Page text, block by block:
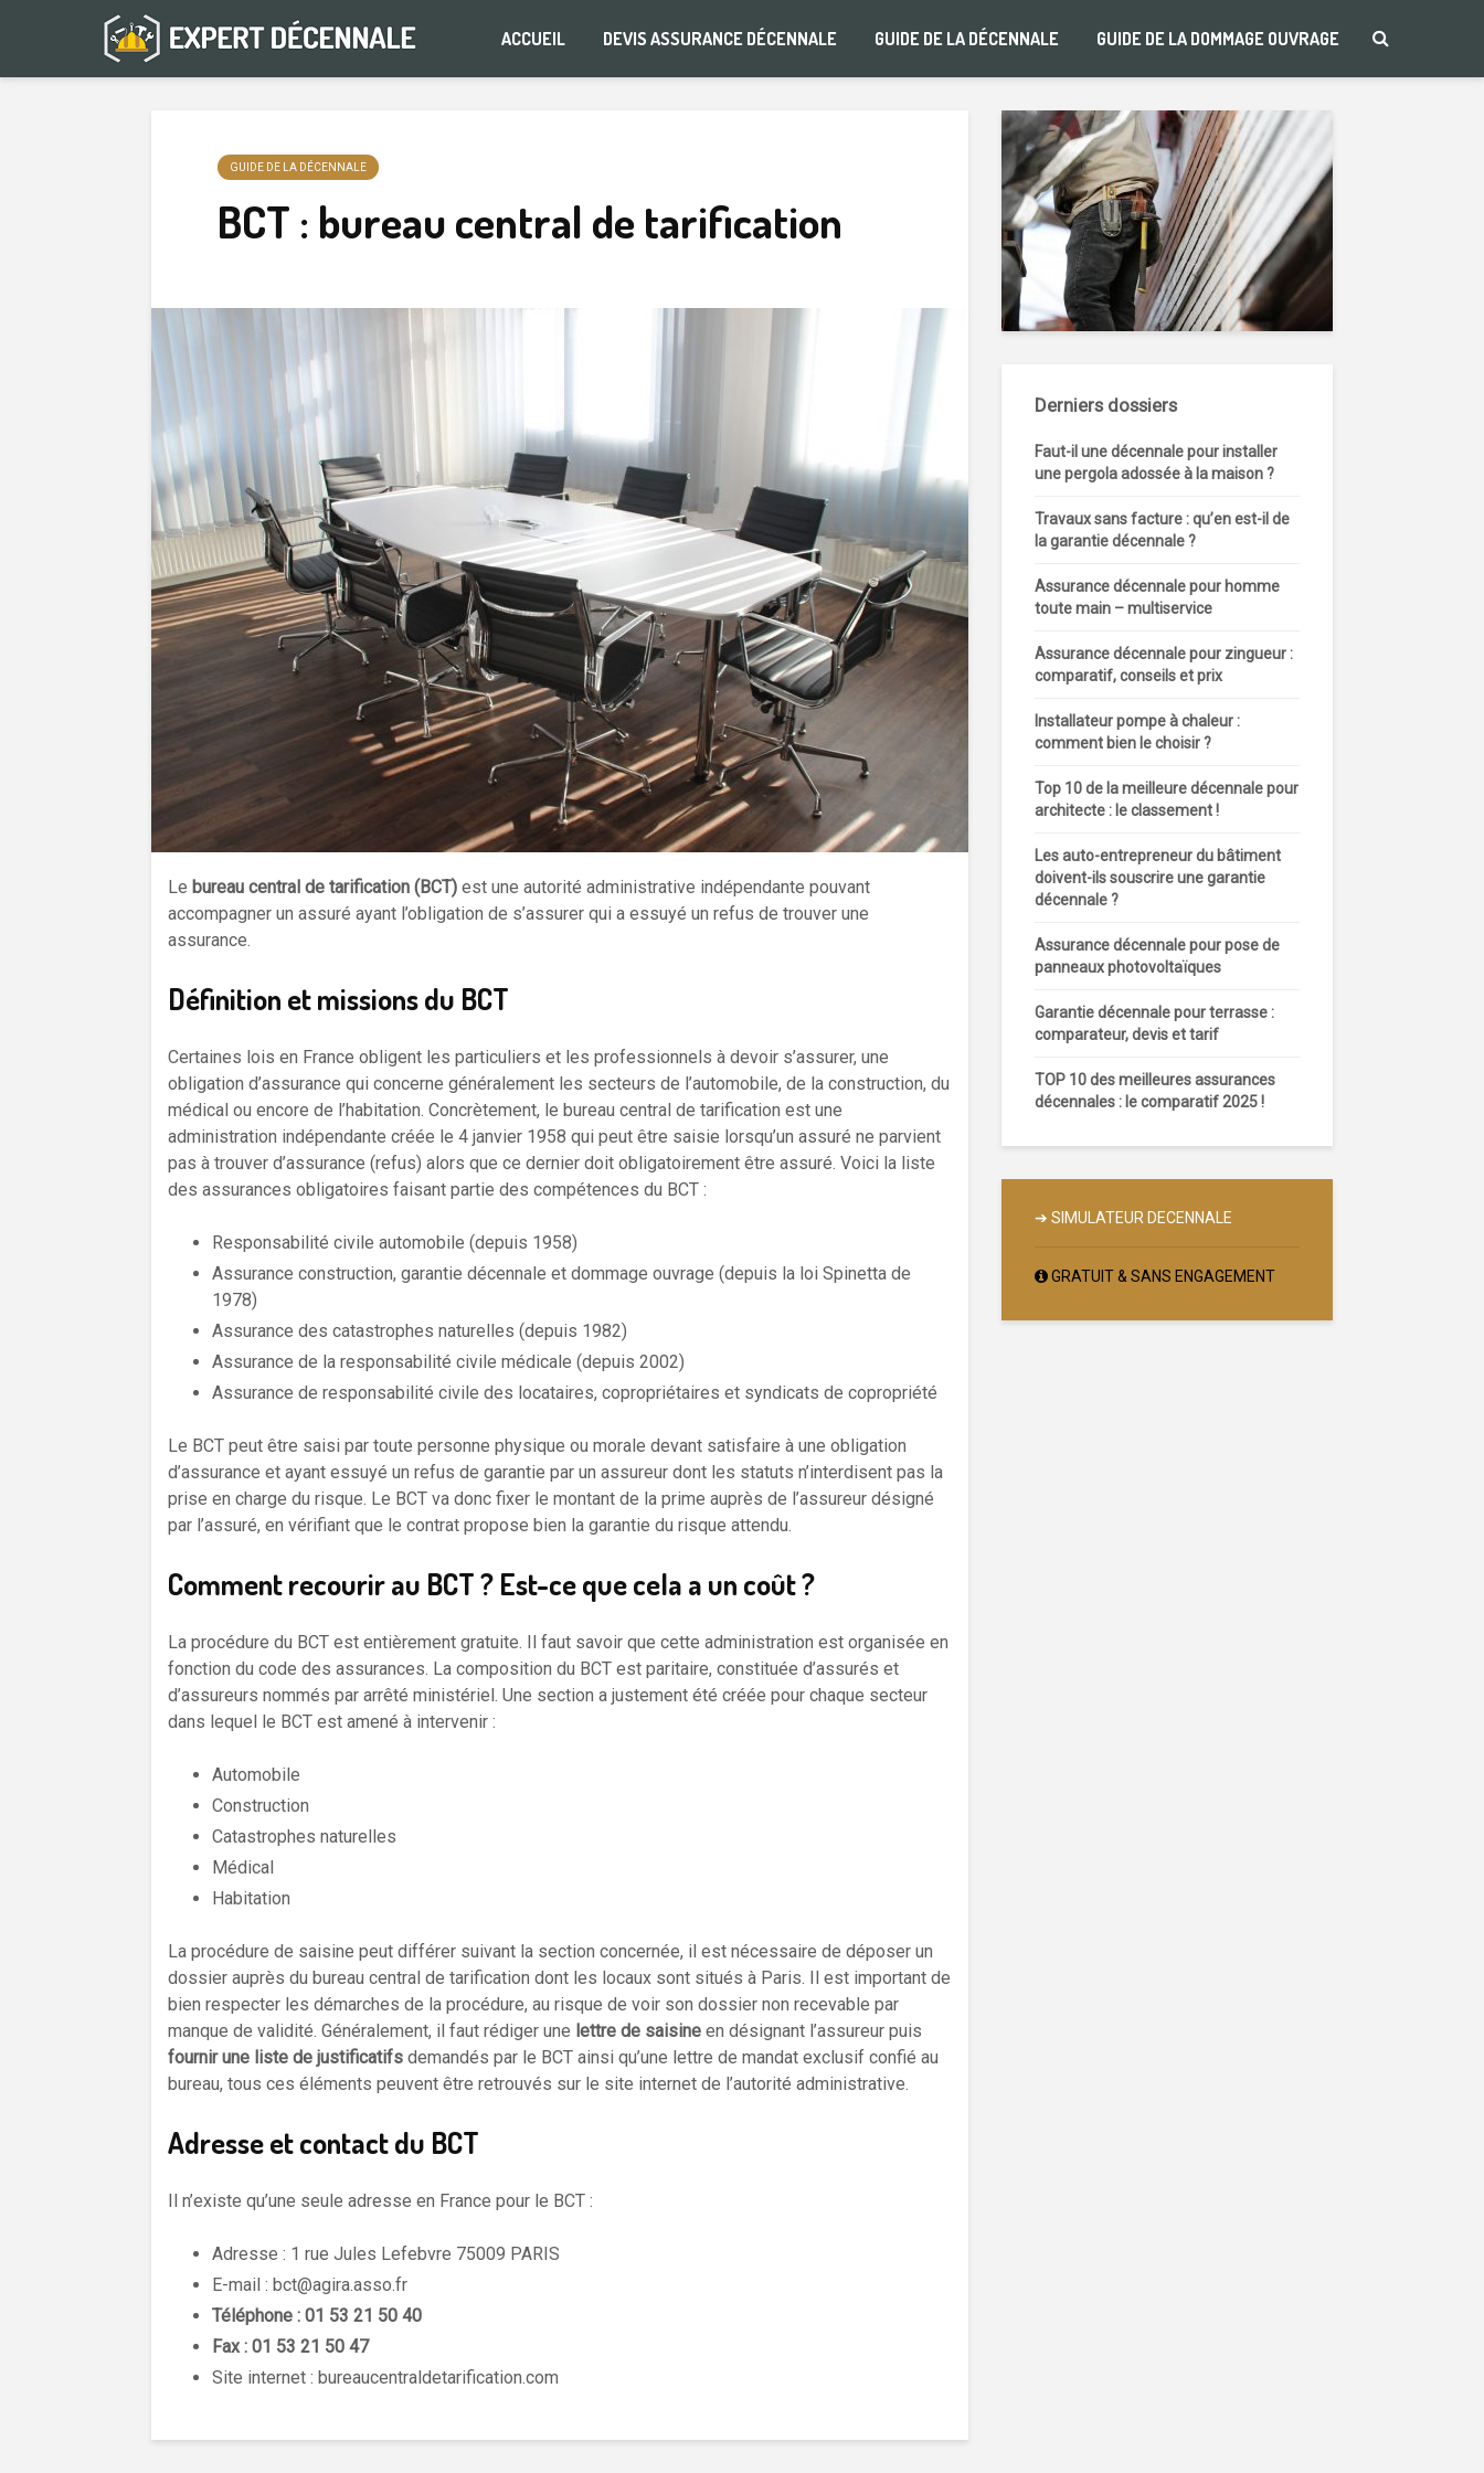
ACCUEIL DEVIS ASSURANCE DÉCENNALE GUIDE DE LA DÉCENNALE GUIDE DE LA DOMMAGE OUVRAGE
GUIDE DE LA DÉCENNALE
BCT : bureau central de tarification
Le bureau central de tarification (BCT) est une autorité administrative indépendante pouvant
accompagner un assuré ayant l’obligation de s’assurer qui a essuyé un refus de trouver une
assurance.
Définition et missions du BCT
Certaines lois en France obligent les particuliers et les professionnels à devoir s’assurer, une
obligation d’assurance qui concerne généralement les secteurs de l’automobile, de la construction, du
médical ou encore de l’habitation. Concrètement, le bureau central de tarification est une
administration indépendante créée le 4 janvier 1958 qui peut être saisie lorsqu’un assuré ne parvient
pas à trouver d’assurance (refus) alors que ce dernier doit obligatoirement être assuré. Voici la liste
des assurances obligatoires faisant partie des compétences du BCT :
Responsabilité civile automobile (depuis 1958)
Assurance construction, garantie décennale et dommage ouvrage (depuis la loi Spinetta de
1978)
Assurance des catastrophes naturelles (depuis 1982)
Assurance de la responsabilité civile médicale (depuis 2002)
Assurance de responsabilité civile des locataires, copropriétaires et syndicats de copropriété
Le BCT peut être saisi par toute personne physique ou morale devant satisfaire à une obligation
d’assurance et ayant essuyé un refus de garantie par un assureur dont les statuts n’interdisent pas la
prise en charge du risque. Le BCT va donc fixer le montant de la prime auprès de l’assureur désigné
par l’assuré, en vérifiant que le contrat propose bien la garantie du risque attendu.
Comment recourir au BCT ? Est-ce que cela a un coût ?
La procédure du BCT est entièrement gratuite. Il faut savoir que cette administration est organisée en
fonction du code des assurances. La composition du BCT est paritaire, constituée d’assurés et
d’assureurs nommés par arrêté ministériel. Une section a justement été créée pour chaque secteur
dans lequel le BCT est amené à intervenir :
Automobile
Construction
Catastrophes naturelles
Médical
Habitation
La procédure de saisine peut différer suivant la section concernée, il est nécessaire de déposer un
dossier auprès du bureau central de tarification dont les locaux sont situés à Paris. Il est important de
bien respecter les démarches de la procédure, au risque de voir son dossier non recevable par
manque de validité. Généralement, il faut rédiger une lettre de saisine en désignant l’assureur puis
fournir une liste de justificatifs demandés par le BCT ainsi qu’une lettre de mandat exclusif confié au
bureau, tous ces éléments peuvent être retrouvés sur le site internet de l’autorité administrative.
Adresse et contact du BCT
Il n’existe qu’une seule adresse en France pour le BCT :
Adresse : 1 rue Jules Lefebvre 75009 PARIS
E-mail : bct@agira.asso.fr
Téléphone : 01 53 21 50 40
Fax : 01 53 21 50 47
Site internet : bureaucentraldetarification.com
Derniers dossiers
Faut-il une décennale pour installer
une pergola adossée à la maison ?
Travaux sans facture : qu’en est-il de
la garantie décennale ?
Assurance décennale pour homme
toute main – multiservice
Assurance décennale pour zingueur :
comparatif, conseils et prix
Installateur pompe à chaleur :
comment bien le choisir ?
Top 10 de la meilleure décennale pour
architecte : le classement !
Les auto-entrepreneur du bâtiment
doivent-ils souscrire une garantie
décennale ?
Assurance décennale pour pose de
panneaux photovoltaïques
Garantie décennale pour terrasse :
comparateur, devis et tarif
TOP 10 des meilleures assurances
décennales : le comparatif 2025 !
➔ SIMULATEUR DECENNALE
GRATUIT & SANS ENGAGEMENT